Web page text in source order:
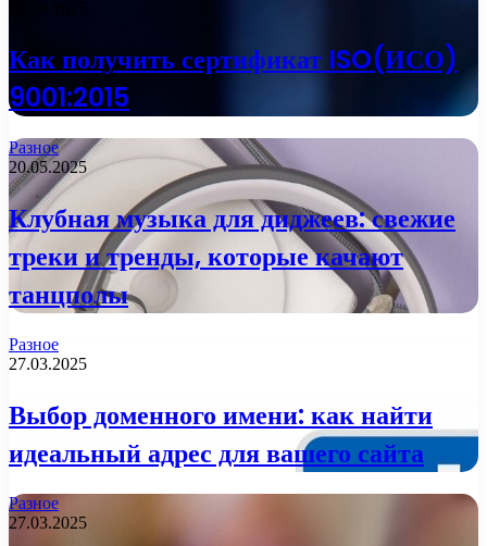
Как получить сертификат ISO(ИСО)
9001:2015
Разное
20.05.2025
Клубная музыка для диджеев: свежие
треки и тренды, которые качают
танцполы
Разное
27.03.2025
Выбор доменного имени: как найти
идеальный адрес для вашего сайта
Разное
27.03.2025